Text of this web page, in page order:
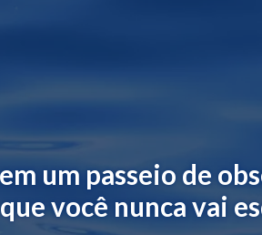
um passeio de
você nunca vai